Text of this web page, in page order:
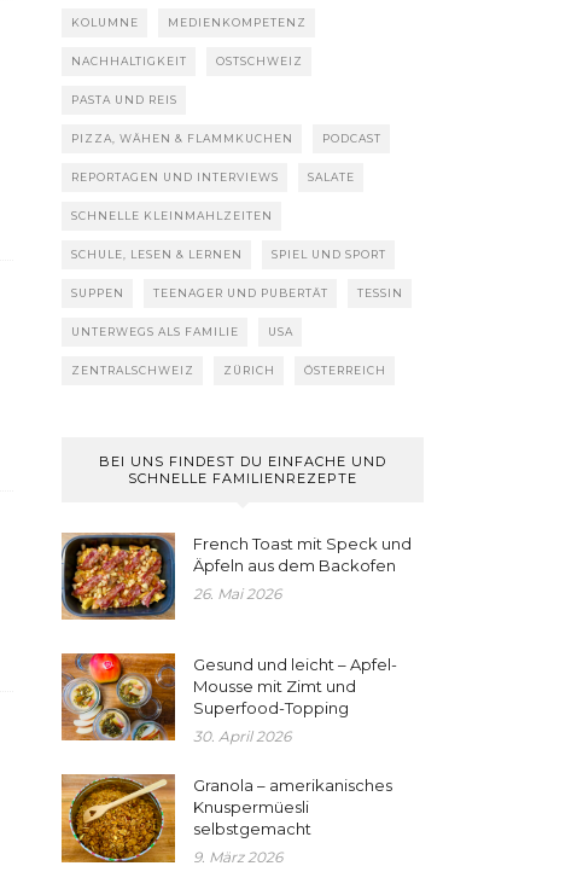
KOLUMNE MEDIENKOMPETENZ
NACHHALTIGKEIT OSTSCHWEIZ
PASTA UND REIS
PIZZA, WÄHEN & FLAMMKUCHEN PODCAST
REPORTAGEN UND INTERVIEWS SALATE
SCHNELLE KLEINMAHLZEITEN
SCHULE, LESEN & LERNEN SPIEL UND SPORT
SUPPEN TEENAGER UND PUBERTÄT TESSIN
UNTERWEGS ALS FAMILIE USA
ZENTRALSCHWEIZ ZÜRICH ÖSTERREICH
BEI UNS FINDEST DU EINFACHE UND
SCHNELLE FAMILIENREZEPTE
French Toast mit Speck und
Äpfeln aus dem Backofen
26. Mai 2026
Gesund und leicht – Apfel-
Mousse mit Zimt und
Superfood-Topping
30. April 2026
Granola – amerikanisches
Knuspermüesli
selbstgemacht
9. März 2026